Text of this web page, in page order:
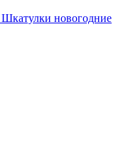
Шкатулки новогодние